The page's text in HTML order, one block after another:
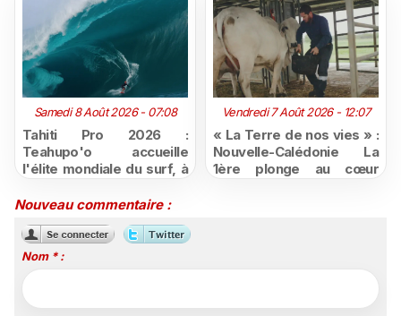
Samedi 8 Août 2026 - 07:08
Tahiti Pro 2026 :
Teahupo'o accueille
l'élite mondiale du surf, à
Polynésie la 1ère
Vendredi 7 Août 2026 - 12:07
« La Terre de nos vies » :
Nouvelle-Calédonie La
1ère plonge au cœur
Nouveau commentaire :
Nom * :